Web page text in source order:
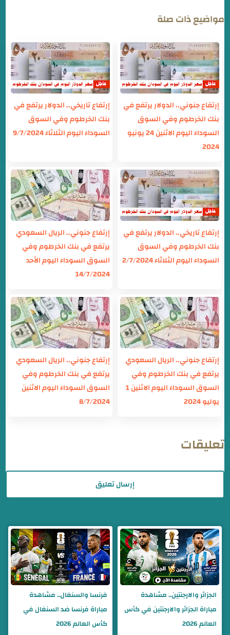
مواضيع ذات صلة
إرتفاع جنوني.. الدولار يرتفع في
بنك الخرطوم وفي السوق
السوداء اليوم الاثنين 24 يونيو
2024
إرتفاع تاريخي.. الدولار يرتفع في
بنك الخرطوم وفي السوق
السوداء اليوم الثلاثاء 9/7/2024
إرتفاع تاريخي.. الدولار يرتفع في
بنك الخرطوم وفي السوق
السوداء اليوم الثلاثاء 2/7/2024
إرتفاع جنوني.. الريال السعودي
يرتفع في بنك الخرطوم وفي
السوق السوداء اليوم الأحد
14/7/2024
إرتفاع جنوني.. الريال السعودي
يرتفع في بنك الخرطوم وفي
السوق السوداء اليوم الاثنين 1
يوليو 2024
إرتفاع جنوني.. الريال السعودي
يرتفع في بنك الخرطوم وفي
السوق السوداء اليوم الاثنين
8/7/2024
تعليقات
إرسال تعليق
الجزائر والارجنتين.. مشاهدة
مباراة الجزائر والارجنتين في كأس
العالم 2026
فرنسا والسنغال.. مشاهدة
مباراة فرنسا ضد السنغال في
كأس العالم 2026